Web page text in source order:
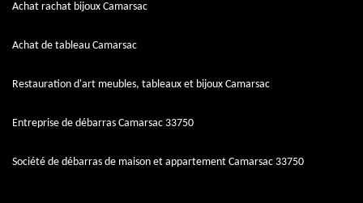
Achat rachat bijoux Camarsac
Achat de tableau Camarsac
Restauration d'art meubles, tableaux et bijoux Camarsac
Entreprise de débarras Camarsac 33750
Société de débarras de maison et appartement Camarsac 33750